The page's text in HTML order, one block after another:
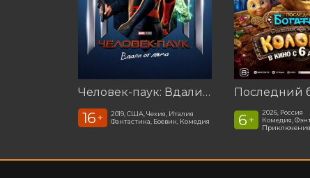
Человек-паук: Вдали от дома (2019)
16 +
2019, США, Чехия, Италия
Фантастика, Боевик, Комедия
6 +
2026, Россия
Комедия,
Приключения